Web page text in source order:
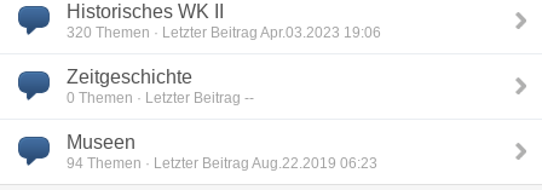
Historisches WK II
320 Themen · Letzter Beitrag Apr.03.2023 19:06
Zeitgeschichte
0 Themen · Letzter Beitrag --
Museen
94 Themen · Letzter Beitrag Aug.22.2019 06:23